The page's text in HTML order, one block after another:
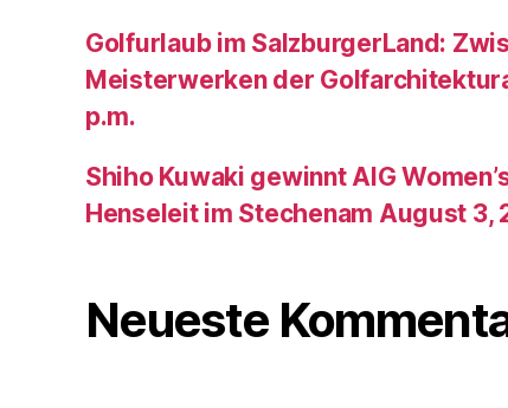
Golfurlaub im SalzburgerLand:
Meisterwerken der
p.m.
Shiho Kuwaki gewinnt AIG
Henseleit im Stechenam August 3,
Neueste